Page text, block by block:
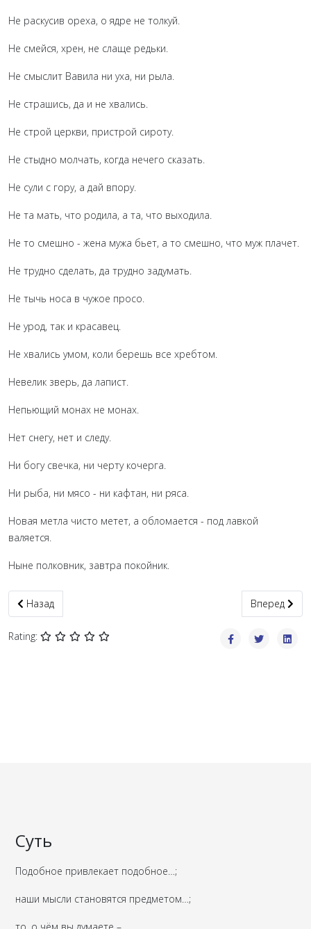
Не раскусив ореха, о ядре не толкуй.
Не смейся, хрен, не слаще редьки.
Не смыслит Вавила ни уха, ни рыла.
Не страшись, да и не хвались.
Не строй церкви, пристрой сироту.
Не стыдно молчать, когда нечего сказать.
Не сули с гору, а дай впору.
Не та мать, что родила, а та, что выходила.
Не то смешно - жена мужа бьет, а то смешно, что муж плачет.
Не трудно сделать, да трудно задумать.
Не тычь носа в чужое просо.
Не урод, так и красавец.
Не хвались умом, коли берешь все хребтом.
Невелик зверь, да лапист.
Непьющий монах не монах.
Нет снегу, нет и следу.
Ни богу свечка, ни черту кочерга.
Ни рыба, ни мясо - ни кафтан, ни ряса.
Новая метла чисто метет, а обломается - под лавкой
валяется.
Ныне полковник, завтра покойник.
Предыдущий: Поговорки русские - М
Назад Следующий:
Вперед
Rating:
Суть
Подобное привлекает подобное…;
наши мысли становятся предметом…;